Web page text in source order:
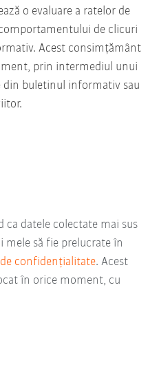
o evaluare a ratelor de
de clicuri
Acest consimțământ
prin intermediul unui
din buletinul informativ sau
ca datele colectate mai sus
mele să fie prelucrate în
confidențialitate. Acest
în orice moment, cu